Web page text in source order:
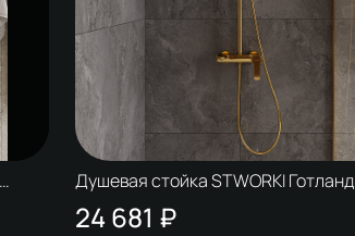
Душевая стойка STWORKI Готланд
W1H303-G золото глянец
24 681 ₽